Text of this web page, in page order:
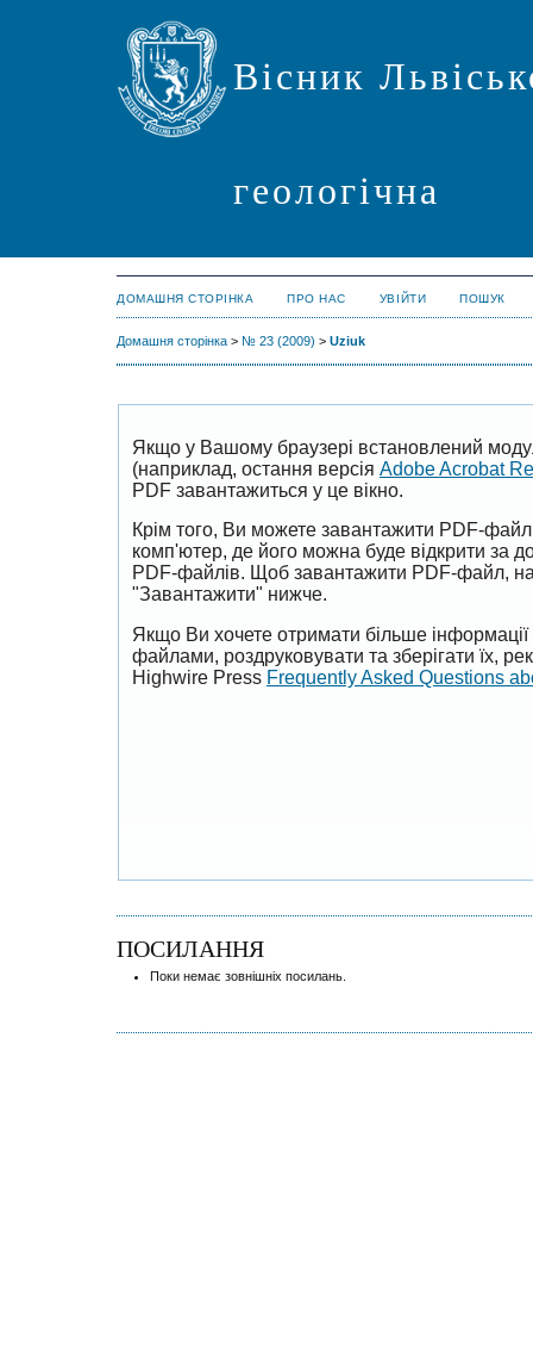
Вісник
геологічна
ДОМАШНЯ СТОРІНКА ПРО НАС УВІЙТИ ПОШУК
Домашня сторінка > № 23 (2009) > Uziuk
Якщо у Вашому браузері встановлений
(наприклад, остання версія Adobe Acrobat
PDF завантажиться у це вікно.
Крім того, Ви можете завантажити PDF-
комп'ютер, де його можна буде відкрити за
PDF-файлів. Щоб завантажити PDF-файл,
"Завантажити" нижче.
Якщо Ви хочете отримати більше
файлами, роздруковувати та зберігати їх,
Highwire Press Frequently Asked Questions
ПОСИЛАННЯ
Поки немає зовнішніх посилань.